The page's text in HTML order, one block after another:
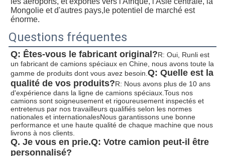
Mongolie et d'autres pays,le potentiel de marché est
énorme.
Questions fréquentes
Q: Êtes-vous le fabricant original?R: Oui, Runli est
un fabricant de camions spéciaux en Chine, nous avons toute la
gamme de produits dont vous avez besoin. Q: Quelle est la
qualité de vos produits?R: Nous avons plus de 10 ans
d'expérience dans la ligne de camions spéciaux.Tous nos
camions sont soigneusement et rigoureusement inspectés et
entretenus par nos travailleurs qualifiés selon les normes
nationales et internationalesNous garantissons une bonne
performance et une haute qualité de chaque machine que nous
livrons à nos clients.
Q. Je vous en prie.Q: Votre camion peut-il être
personnalisé?